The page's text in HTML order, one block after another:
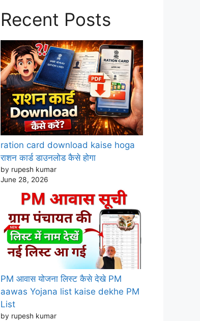
Recent Posts
ration card download kaise hoga
राशन कार्ड डाउनलोड कैसे होगा
by rupesh kumar
June 28, 2026
PM आवास योजना लिस्ट कैसे देखे PM
aawas Yojana list kaise dekhe PM
List
by rupesh kumar